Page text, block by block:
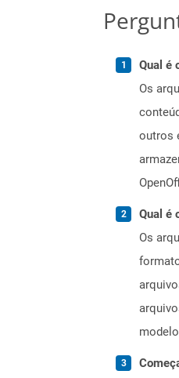
Qual é
Os
outros
Qual é
Os